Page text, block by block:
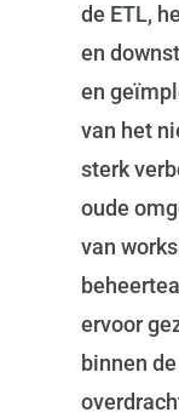
de ETL,
en
en
van het
sterk
oude
van
ervoor
binnen